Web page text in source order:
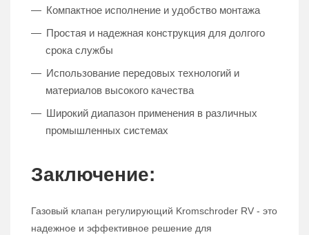
Компактное исполнение и удобство монтажа
Простая и надежная конструкция для долгого
срока службы
Использование передовых технологий и
материалов высокого качества
Широкий диапазон применения в различных
промышленных системах
Заключение:
Газовый клапан регулирующий Kromschroder RV - это
надежное и эффективное решение для